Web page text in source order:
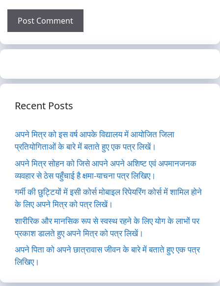
Recent Posts
अपने मित्र को इस वर्ष आपके विद्यालय में आयोजित जिला
प्रतियोगिताओं के बारे में बताते हुए एक पत्र लिखें।
अपने मित्र सोहन को जिसे आपने अपने अशिष्ट एवं अपमानजनक
व्यवहार से ठेस पहुँचाई है क्षमा-याचना पत्र लिखिए।
गर्मी की छुट्टियों में इसी कोर्स मोबाइल रिपेयरिंग कोर्स में शामिल होने
के लिए अपने मित्र को पत्र लिखें।
शारीरिक और मानसिक रूप से स्वस्थ रहने के लिए योग के लाभों पर
प्रकाश डालते हुए अपने मित्र को पत्र लिखें।
अपने पिता को अपने छात्रावास जीवन के बारे में बताते हुए एक पत्र
लिखिए।